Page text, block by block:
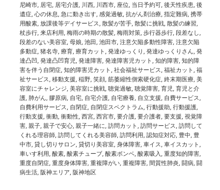
尼崎市, 居宅, 居宅介護, 川西, 川西市, 座位, 当日予約可,後天性疾患,後
遺症,心の休息,急に動き出す,感覚過敏,抗がん剤治療,指定難病,携帯
用酸素,放課後等デイサービス,散髪が苦手,散髪に挑戦,散髪の練習,
杖歩行,来店利用,梅雨の時期の散髪,梅雨対策,歩行器歩行,段差なし,
段差のない美容室,母娘,池田,池田市,注意欠陥多動性障害,注意欠陥
多動症,猪名寺,療育,療育カット ,発達ゆっくり ,発達ゆっくりさん,発
達凸凹,発達凸凹育児,発達障害,発達障害児カット ,知的障害,知的障
害を伴う自閉症,知的障害児カット ,社会福祉サービス,福祉カット ,福
祉サービス,移動支援,稲野,笑顔,筋萎縮性側索硬化症,終末期医療,美
容室にチャレンジ,美容室に挑戦,聴覚過敏,聴覚障害,育児,育児と介
護, 肺がん, 膠原病, 自宅, 自宅介護, 自宅療養, 自立支援, 自費サービス,
自費利用サービス, 自閉症, 自閉症スペクトラム,行動援助,行動援護,
行動支援,衝動,衝動性,西宮,西宮市,要介護,要介護者,要支援,視覚障
害,親子,親子で安心,親子一緒に,訪問カット ,訪問サービス,訪問して
くれる理容師,訪問してくれる美容師,訪問利用,認知症対応, 豊中, 豊
中市,貸し切りサロン,貸切り美容室,身体障害,車イス,車イスカット ,
車いす利用,酸素,酸素チューブ,酸素ボンベ,酸素吸入,重度知的障害,
重度自閉症,重度身体障害,重複障がい,重複障害,間質性肺炎,闘病,闘
病生活,阪神エリア,阪神地区